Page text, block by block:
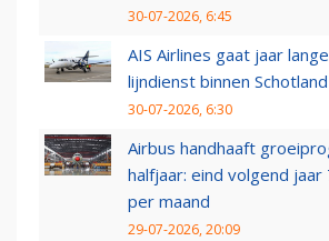
30-07-2026, 6:45
AIS Airlines gaat jaar
lijndienst binnen Schotland
30-07-2026, 6:30
Airbus handhaaft
halfjaar: eind volgend jaar
per maand
29-07-2026, 20:09